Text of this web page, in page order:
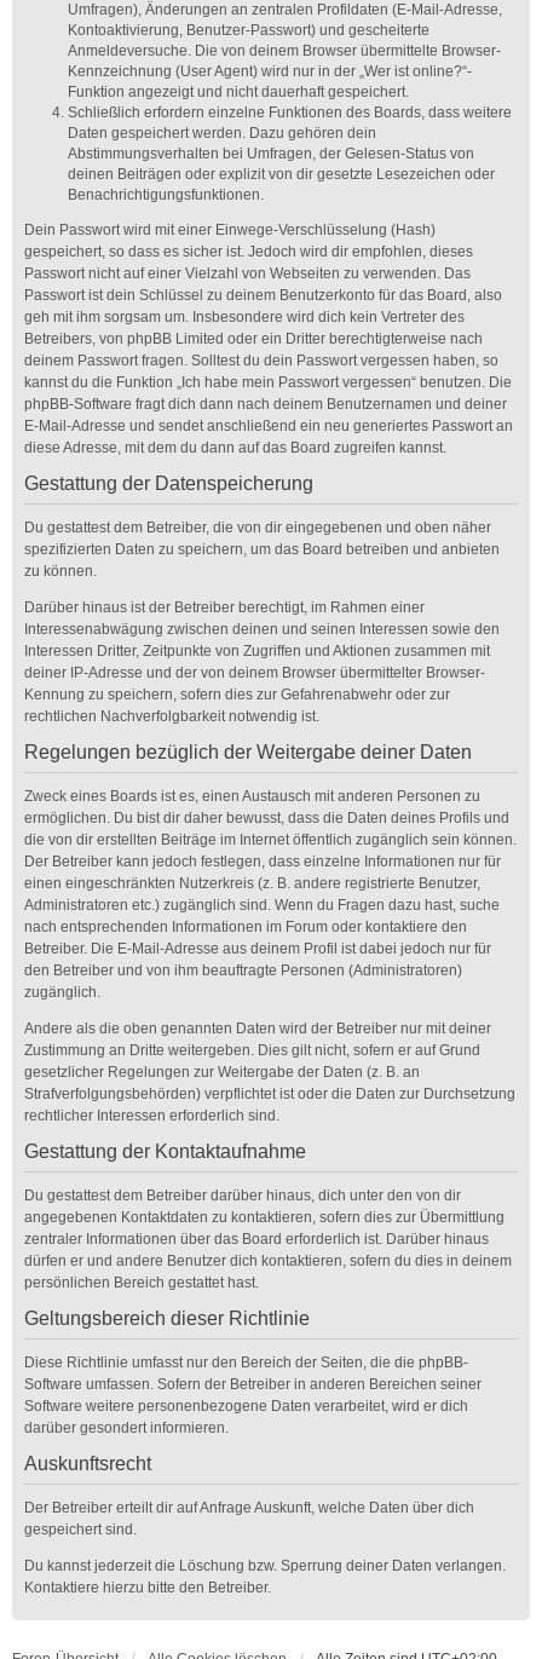
Umfragen), Änderungen an zentralen Profildaten (E-Mail-Adresse,
Kontoaktivierung, Benutzer-Passwort) und gescheiterte
Anmeldeversuche. Die von deinem Browser übermittelte Browser-
Kennzeichnung (User Agent) wird nur in der „Wer ist online?“-
Funktion angezeigt und nicht dauerhaft gespeichert.
Schließlich erfordern einzelne Funktionen des Boards, dass weitere
Daten gespeichert werden. Dazu gehören dein
Abstimmungsverhalten bei Umfragen, der Gelesen-Status von
deinen Beiträgen oder explizit von dir gesetzte Lesezeichen oder
Benachrichtigungsfunktionen.
Dein Passwort wird mit einer Einwege-Verschlüsselung (Hash)
gespeichert, so dass es sicher ist. Jedoch wird dir empfohlen, dieses
Passwort nicht auf einer Vielzahl von Webseiten zu verwenden. Das
Passwort ist dein Schlüssel zu deinem Benutzerkonto für das Board, also
geh mit ihm sorgsam um. Insbesondere wird dich kein Vertreter des
Betreibers, von phpBB Limited oder ein Dritter berechtigterweise nach
deinem Passwort fragen. Solltest du dein Passwort vergessen haben, so
kannst du die Funktion „Ich habe mein Passwort vergessen“ benutzen. Die
phpBB-Software fragt dich dann nach deinem Benutzernamen und deiner
E-Mail-Adresse und sendet anschließend ein neu generiertes Passwort an
diese Adresse, mit dem du dann auf das Board zugreifen kannst.
Gestattung der Datenspeicherung
Du gestattest dem Betreiber, die von dir eingegebenen und oben näher
spezifizierten Daten zu speichern, um das Board betreiben und anbieten
zu können.
Darüber hinaus ist der Betreiber berechtigt, im Rahmen einer
Interessenabwägung zwischen deinen und seinen Interessen sowie den
Interessen Dritter, Zeitpunkte von Zugriffen und Aktionen zusammen mit
deiner IP-Adresse und der von deinem Browser übermittelter Browser-
Kennung zu speichern, sofern dies zur Gefahrenabwehr oder zur
rechtlichen Nachverfolgbarkeit notwendig ist.
Regelungen bezüglich der Weitergabe deiner Daten
Zweck eines Boards ist es, einen Austausch mit anderen Personen zu
ermöglichen. Du bist dir daher bewusst, dass die Daten deines Profils und
die von dir erstellten Beiträge im Internet öffentlich zugänglich sein können.
Der Betreiber kann jedoch festlegen, dass einzelne Informationen nur für
einen eingeschränkten Nutzerkreis (z. B. andere registrierte Benutzer,
Administratoren etc.) zugänglich sind. Wenn du Fragen dazu hast, suche
nach entsprechenden Informationen im Forum oder kontaktiere den
Betreiber. Die E-Mail-Adresse aus deinem Profil ist dabei jedoch nur für
den Betreiber und von ihm beauftragte Personen (Administratoren)
zugänglich.
Andere als die oben genannten Daten wird der Betreiber nur mit deiner
Zustimmung an Dritte weitergeben. Dies gilt nicht, sofern er auf Grund
gesetzlicher Regelungen zur Weitergabe der Daten (z. B. an
Strafverfolgungsbehörden) verpflichtet ist oder die Daten zur Durchsetzung
rechtlicher Interessen erforderlich sind.
Gestattung der Kontaktaufnahme
Du gestattest dem Betreiber darüber hinaus, dich unter den von dir
angegebenen Kontaktdaten zu kontaktieren, sofern dies zur Übermittlung
zentraler Informationen über das Board erforderlich ist. Darüber hinaus
dürfen er und andere Benutzer dich kontaktieren, sofern du dies in deinem
persönlichen Bereich gestattet hast.
Geltungsbereich dieser Richtlinie
Diese Richtlinie umfasst nur den Bereich der Seiten, die die phpBB-
Software umfassen. Sofern der Betreiber in anderen Bereichen seiner
Software weitere personenbezogene Daten verarbeitet, wird er dich
darüber gesondert informieren.
Auskunftsrecht
Der Betreiber erteilt dir auf Anfrage Auskunft, welche Daten über dich
gespeichert sind.
Du kannst jederzeit die Löschung bzw. Sperrung deiner Daten verlangen.
Kontaktiere hierzu bitte den Betreiber.